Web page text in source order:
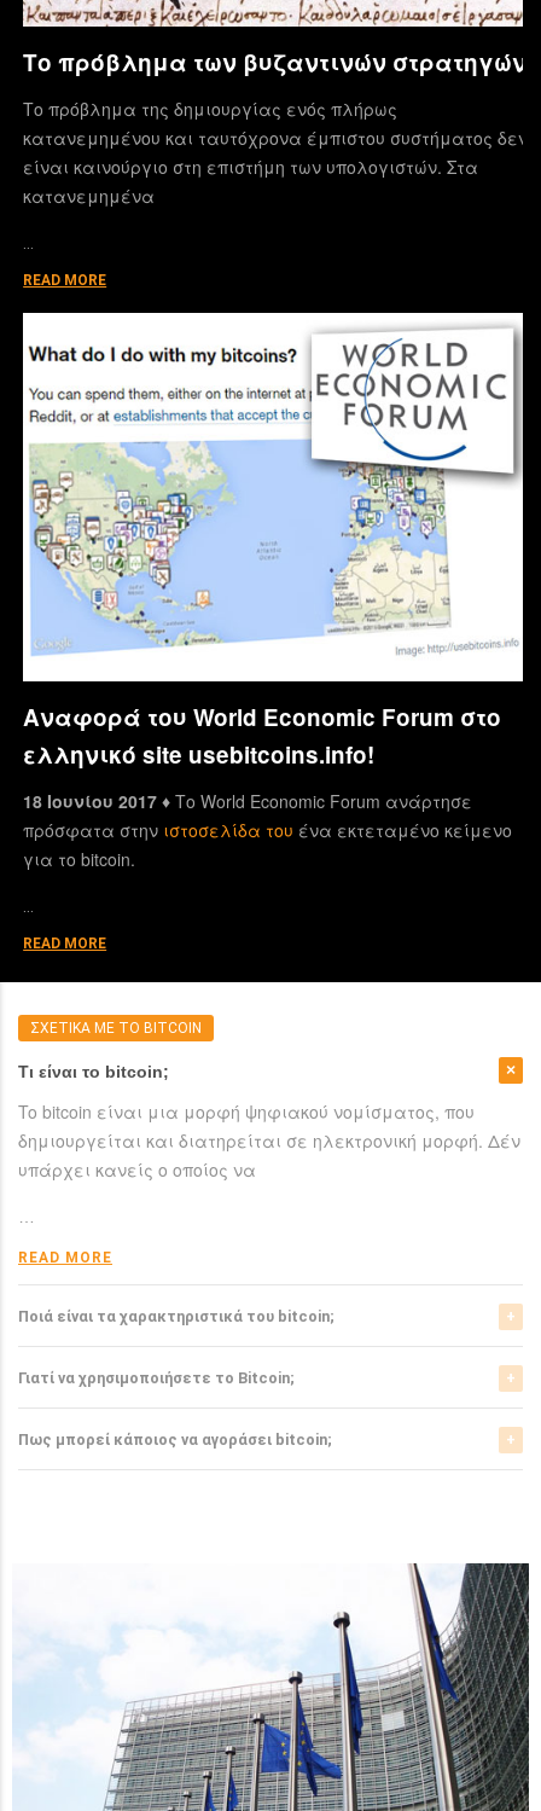
Το πρόβλημα των βυζαντινών στρατηγών
Το πρόβλημα της δημιουργίας ενός πλήρως
κατανεμημένου και ταυτόχρονα έμπιστου συστήματος δεν
είναι καινούργιο στη επιστήμη των υπολογιστών. Στα
κατανεμημένα
READ MORE
Αναφορά του World Economic Forum στο
ελληνικό site usebitcoins.info!
18 Ιουνίου 2017 ♦Το World Economic Forum ανάρτησε
πρόσφατα στην ιστοσελίδα του ένα εκτεταμένο κείμενο
για το bitcoin.
READ MORE
ΣΧΕΤΙΚΑ ΜΕ ΤΟ BITCOIN
Τι είναι το bitcoin;
To bitcoin είναι μια μορφή ψηφιακού νομίσματος, που
δημιουργείται και διατηρείται σε ηλεκτρονική μορφή. Δέν
υπάρχει κανείς ο οποίος να
…
READ MORE
Ποιά είναι τα χαρακτηριστικά του bitcoin;
Το bitcoin έχει αρκετά σημαντικά χαρακτηριστικά που το
ξεχωρίζουν από τα ελεγχόμενα-από-κυβερνήσεις
νομίσματα.
READ MORE
Γιατί να χρησιμοποιήσετε το Bitcoin;
Το bitcoin είναι μια σχετικά νέα μορφή νομίσματος, η
οποία τώρα αρχίζει να γίνεται αποδεκτή από μιά μεγάλη
μερίδα του
Πως μπορεί κάποιος να αγοράσει bitcoin;
Μπορείτε να αγοράσετε bitcoin είτε από τα αντίστοιχα
READ MORE